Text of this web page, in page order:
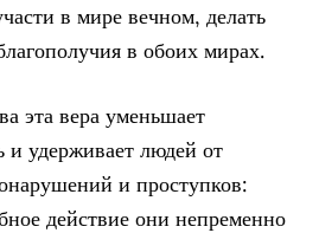
в мире вечном, делать
в обоих мирах.
эта вера уменьшает
и удерживает людей от
и проступков:
действие они непременно